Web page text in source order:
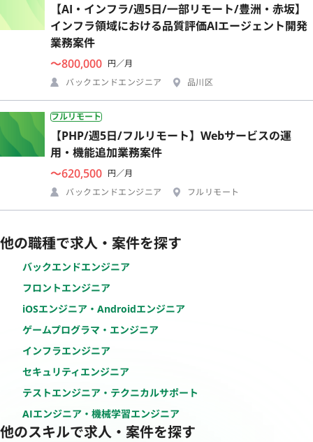
【AI・インフラ/週5日/一部リモート/豊洲・赤坂】
インフラ領域における品質評価AIエージェント開発
業務案件
〜800,000 円／月
バックエンドエンジニア
品川区
フルリモート
【PHP/週5日/フルリモート】Webサービスの運
用・機能追加業務案件
〜620,500 円／月
バックエンドエンジニア
フルリモート
他の職種で求人・案件を探す
バックエンドエンジニア
フロントエンジニア
iOSエンジニア・Androidエンジニア
ゲームプログラマ・エンジニア
インフラエンジニア
セキュリティエンジニア
テストエンジニア・テクニカルサポート
AIエンジニア・機械学習エンジニア
他のスキルで求人・案件を探す